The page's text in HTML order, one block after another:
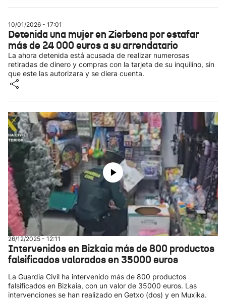
10/01/2026 - 17:01
Detenida una mujer en Zierbena por estafar
más de 24 000 euros a su arrendatario
La ahora detenida está acusada de realizar numerosas
retiradas de dinero y compras con la tarjeta de su inquilino, sin
que este las autorizara y se diera cuenta.
26/12/2025 - 12:11
Intervenidos en Bizkaia más de 800 productos
falsificados valorados en 35000 euros
La Guardia Civil ha intervenido más de 800 productos
falsificados en Bizkaia, con un valor de 35000 euros. Las
intervenciones se han realizado en Getxo (dos) y en Muxika.